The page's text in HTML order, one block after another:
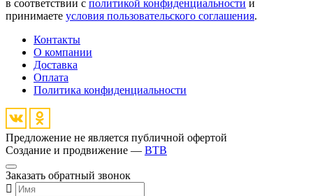
в соответствии с политикой конфиденциальности и
принимаете условия пользовательского соглашения.
Контакты
О компании
Доставка
Оплата
Политика конфиденциальности
Предложение не является публичной офертой
Создание и продвижение — BTB
Заказать обратный звонок